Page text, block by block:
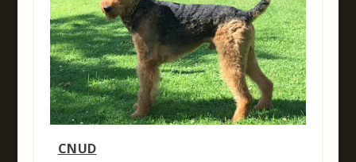
CNUD